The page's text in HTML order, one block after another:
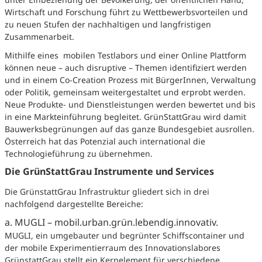
Wirtschaft und Forschung führt zu Wettbewerbsvorteilen und
zu neuen Stufen der nachhaltigen und langfristigen
Zusammenarbeit.
Mithilfe eines mobilen Testlabors und einer Online Plattform
können neue – auch disruptive – Themen identifiziert werden
und in einem Co-Creation Prozess mit BürgerInnen, Verwaltung
oder Politik, gemeinsam weitergestaltet und erprobt werden.
Neue Produkte- und Dienstleistungen werden bewertet und bis
in eine Markteinführung begleitet. GrünStattGrau wird damit
Bauwerksbegrünungen auf das ganze Bundesgebiet ausrollen.
Österreich hat das Potenzial auch international die
Technologieführung zu übernehmen.
Die GrünStattGrau Instrumente und Services
Die GrünstattGrau Infrastruktur gliedert sich in drei
nachfolgend dargestellte Bereiche:
a. MUGLI – mobil.urban.grün.lebendig.innovativ.
MUGLI, ein umgebauter und begrünter Schiffscontainer und
der mobile Experimentierraum des Innovationslabores